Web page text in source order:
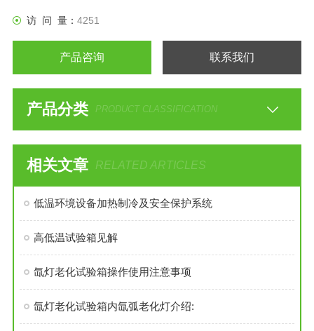
访 问 量： 4251
产品咨询 联系我们
产品分类 PRODUCT CLASSIFICATION
相关文章 RELATED ARTICLES
低温环境设备加热制冷及安全保护系统
高低温试验箱见解
氙灯老化试验箱操作使用注意事项
氙灯老化试验箱内氙弧老化灯介绍: